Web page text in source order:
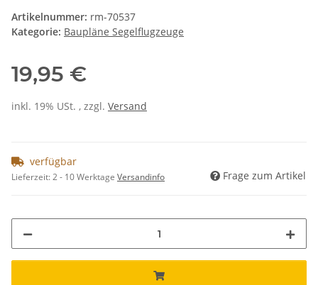
Artikelnummer: rm-70537
Kategorie: Baupläne Segelflugzeuge
19,95 €
inkl. 19% USt. , zzgl. Versand
verfügbar
Lieferzeit:2 - 10 Werktage Versandinfo Frage zum Artikel